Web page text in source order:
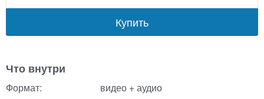
Купить
Что внутри
Формат:
видео + аудио